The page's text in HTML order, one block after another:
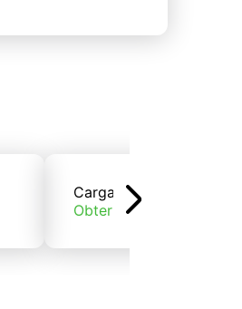
Carga de trem
Obter ofertas